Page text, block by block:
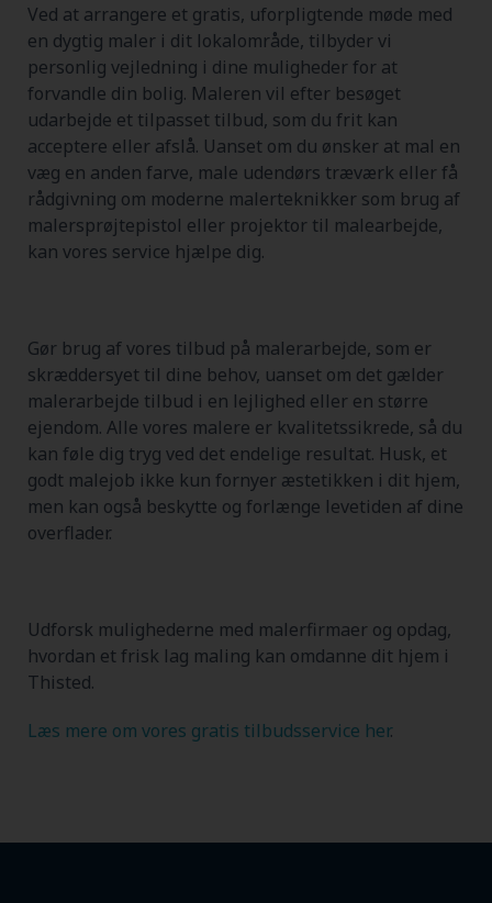
Ved at arrangere et gratis, uforpligtende møde med
en dygtig maler i dit lokalområde, tilbyder vi
personlig vejledning i dine muligheder for at
forvandle din bolig. Maleren vil efter besøget
udarbejde et tilpasset tilbud, som du frit kan
acceptere eller afslå. Uanset om du ønsker at mal en
væg en anden farve, male udendørs træværk eller få
rådgivning om moderne malerteknikker som brug af
malersprøjtepistol eller projektor til malearbejde,
kan vores service hjælpe dig.
Gør brug af vores tilbud på malerarbejde, som er
skræddersyet til dine behov, uanset om det gælder
malerarbejde tilbud i en lejlighed eller en større
ejendom. Alle vores malere er kvalitetssikrede, så du
kan føle dig tryg ved det endelige resultat. Husk, et
godt malejob ikke kun fornyer æstetikken i dit hjem,
men kan også beskytte og forlænge levetiden af dine
overflader.
Udforsk mulighederne med malerfirmaer og opdag,
hvordan et frisk lag maling kan omdanne dit hjem i
Thisted.
Læs mere om vores gratis tilbudsservice her.